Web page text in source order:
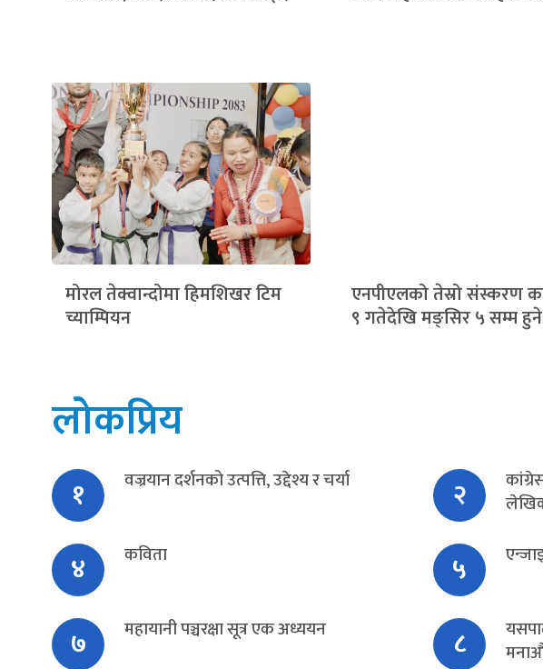
मोरल तेक्वान्दोमा हिमशिखर टिम
च्याम्पियन
एनपीएलको तेस्रो संस्करण
९ गतेदेखि मङ्सिर ५ सम्म हुने
लोकप्रिय
१ वज्रयान दर्शनको उत्पत्ति, उद्देश्य र चर्या २
४ कविता ५
७ महायानी पञ्चरक्षा सूत्र एक अध्ययन ८